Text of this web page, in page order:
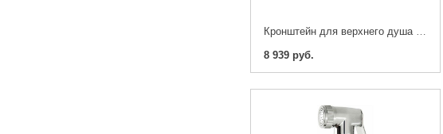
8 939 руб.